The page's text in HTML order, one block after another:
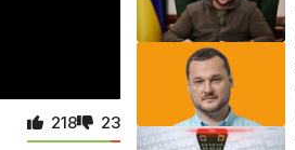
218 23